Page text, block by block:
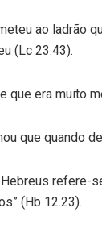
ao ladrão
(Lc 23.43).
que era muito
que quando
refere-
(Hb 12.23).